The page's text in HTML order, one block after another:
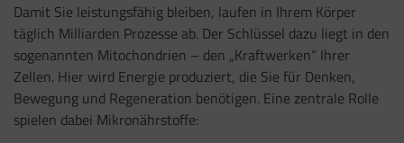
Damit Sie leistungsfähig bleiben, laufen in Ihrem Körper
täglich Milliarden Prozesse ab. Der Schlüssel dazu liegt in den
sogenannten Mitochondrien – den „Kraftwerken“ Ihrer
Zellen. Hier wird Energie produziert, die Sie für Denken,
Bewegung und Regeneration benötigen. Eine zentrale Rolle
spielen dabei Mikronährstoffe: